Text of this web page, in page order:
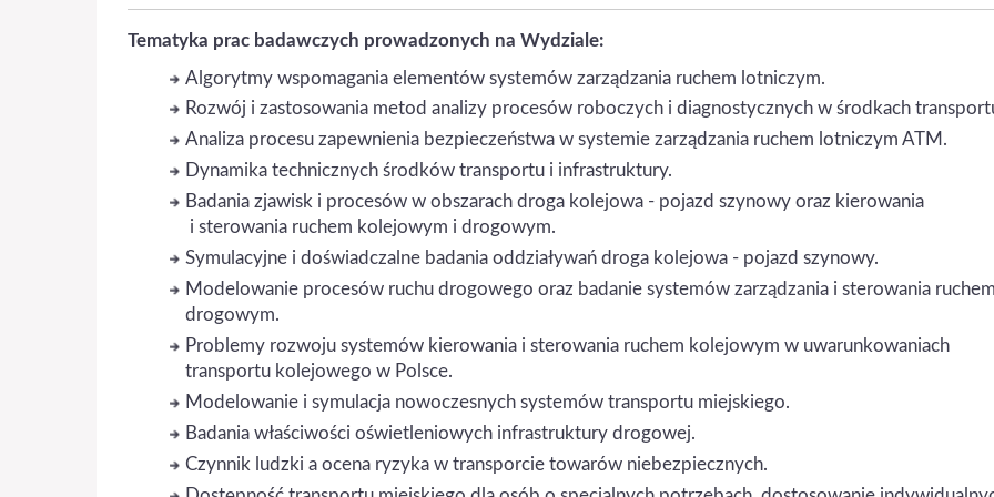
Tematyka prac badawczych prowadzonych na Wydziale:
Algorytmy wspomagania elementów systemów zarządzania ruchem lotniczym.
Rozwój i zastosowania metod analizy procesów roboczych i diagnostycznych w środkach
Analiza procesu zapewnienia bezpieczeństwa w systemie zarządzania ruchem lotniczym ATM.
Dynamika technicznych środków transportu i infrastruktury.
Badania zjawisk i procesów w obszarach droga kolejowa - pojazd szynowy oraz kierowania
i sterowania ruchem kolejowym i drogowym.
Symulacyjne i doświadczalne badania oddziaływań droga kolejowa - pojazd szynowy.
Modelowanie procesów ruchu drogowego oraz badanie systemów zarządzania i sterowania ruchem
drogowym.
Problemy rozwoju systemów kierowania i sterowania ruchem kolejowym w uwarunkowaniach
transportu kolejowego w Polsce.
Modelowanie i symulacja nowoczesnych systemów transportu miejskiego.
Badania właściwości oświetleniowych infrastruktury drogowej.
Czynnik ludzki a ocena ryzyka w transporcie towarów niebezpiecznych.